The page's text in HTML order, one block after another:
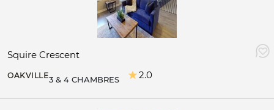
Squire Crescent
OAKVILLE3 & 4 CHAMBRES 2.0